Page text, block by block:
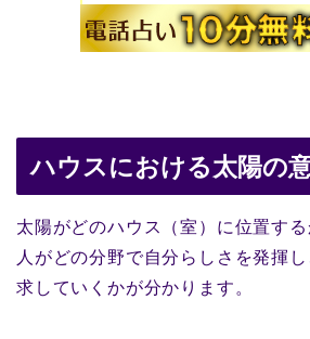
ハウスにおける太陽の
太陽がどのハウス（室）に位置す
人がどの分野で自分らしさを発揮
求していくかが分かります。